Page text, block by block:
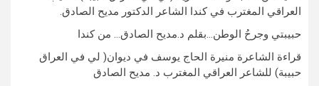
العراقي المغترب في كندا الشاعر الدكتور مديح الصادق.
حبيبتي وجرحُ الوطن…بقلم د.مديح الصادق… من كندا
قراءة الشاعرة منيرة الحاج يوسف في ديوان( لي في العراق
حبيبة) للشاعر العراقي المغترب د. مديح الصادق